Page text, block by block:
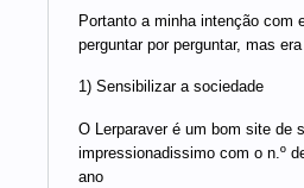
Portanto a minha intenção com
perguntar por perguntar, mas
1) Sensibilizar a sociedade
O Lerparaver é um bom site de
impressionadissimo com o n.º
ano